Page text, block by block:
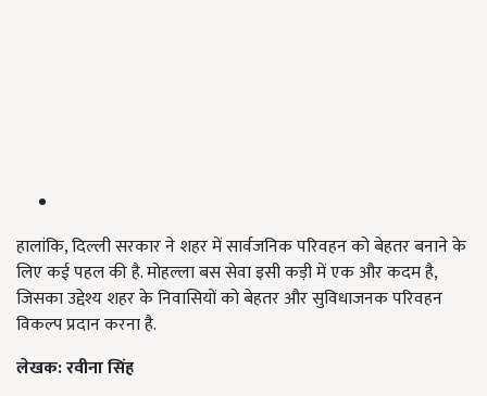
हालांकि, दिल्ली सरकार ने शहर में सार्वजनिक परिवहन को बेहतर बनाने के
लिए कई पहल की है. मोहल्ला बस सेवा इसी कड़ी में एक और कदम है,
जिसका उद्देश्य शहर के निवासियों को बेहतर और सुविधाजनक परिवहन
विकल्प प्रदान करना है.
लेखक: रवीना सिंह